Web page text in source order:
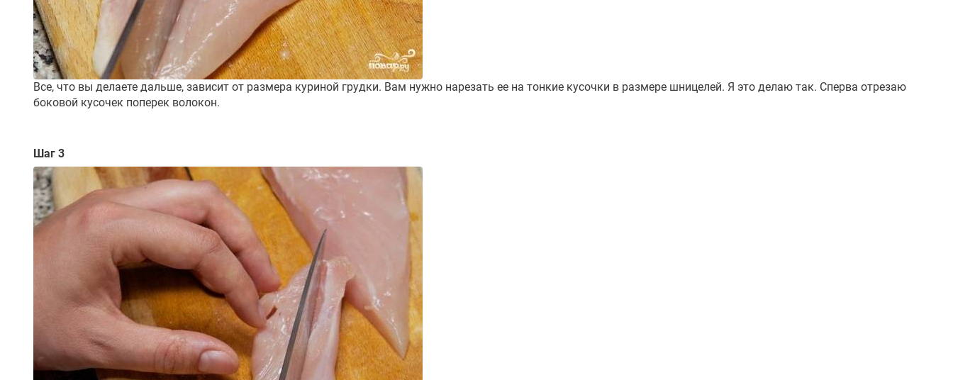
Все, что вы делаете дальше, зависит от размера куриной грудки. Вам нужно нарезать ее на тонкие кусочки в размере шницелей. Я это делаю так. Сперва отрезаю
боковой кусочек поперек волокон.
Шаг 3